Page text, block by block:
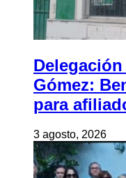
Delegación
Gómez:
para
3 agosto, 2026